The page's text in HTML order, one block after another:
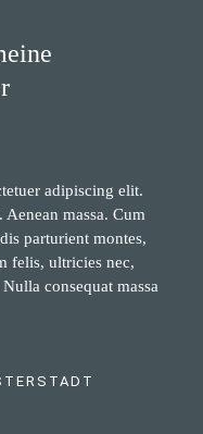
adipiscing elit.
massa. Cum
parturient montes,
felis, ultricies nec,
consequat massa